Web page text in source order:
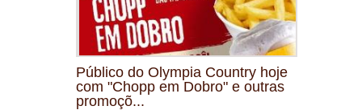
Público do Olympia Country hoje
com "Chopp em Dobro" e outras
promoçõ...